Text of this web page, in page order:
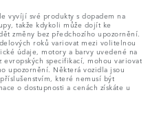
vyvíjí své produkty s dopadem na
takže kdykoli může dojít ke
změny bez předchozího upozornění.
roků variovat mezi volitelnou
údaje, motory a barvy uvedené na
evropských specifikací, mohou variovat
upozornění. Některá vozidla jsou
které nemusí být
o dostupnosti a cenách získáte u